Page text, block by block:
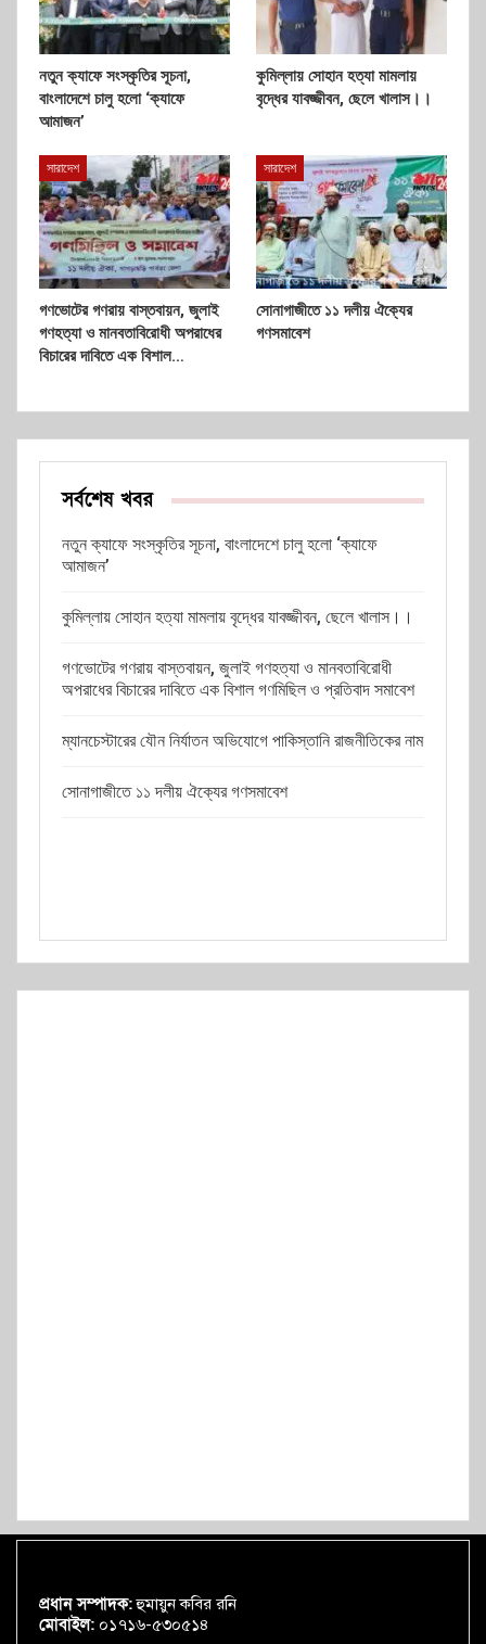
নতুন ক্যাফে সংস্কৃতির সূচনা,
বাংলাদেশে চালু হলো ‘ক্যাফে
আমাজন’
কুমিল্লায় সোহান হত্যা মামলায়
বৃদ্ধের যাবজ্জীবন, ছেলে খালাস।।
সারাদেশ
গণভোটের গণরায় বাস্তবায়ন, জুলাই
গণহত্যা ও মানবতাবিরোধী অপরাধের
বিচারের দাবিতে এক বিশাল…
সারাদেশ
সোনাগাজীতে ১১ দলীয় ঐক্যের
গণসমাবেশ
সর্বশেষ খবর
নতুন ক্যাফে সংস্কৃতির সূচনা, বাংলাদেশে চালু হলো ‘ক্যাফে
আমাজন’
কুমিল্লায় সোহান হত্যা মামলায় বৃদ্ধের যাবজ্জীবন, ছেলে খালাস।।
গণভোটের গণরায় বাস্তবায়ন, জুলাই গণহত্যা ও মানবতাবিরোধী
অপরাধের বিচারের দাবিতে এক বিশাল গণমিছিল ও প্রতিবাদ সমাবেশ
ম্যানচেস্টারের যৌন নির্যাতন অভিযোগে পাকিস্তানি রাজনীতিকের নাম
সোনাগাজীতে ১১ দলীয় ঐক্যের গণসমাবেশ
প্রধান সম্পাদক:হুমায়ুন কবির রনি
মোবাইল: ০১৭১৬-৫৩০৫১৪